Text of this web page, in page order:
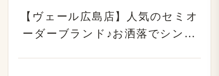
【ヴェール広島店】人気のセミオ
ーダーブランド♪お洒落でシンプ